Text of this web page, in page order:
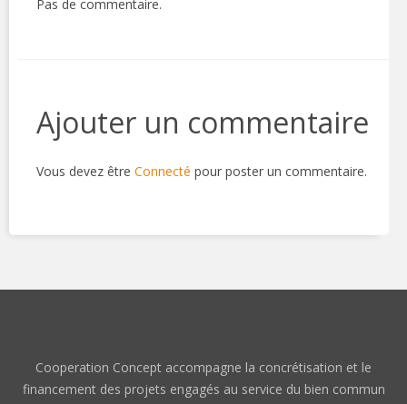
Pas de commentaire.
Ajouter un commentaire
Vous devez être Connecté pour poster un commentaire.
Cooperation Concept accompagne la concrétisation et le
financement des projets engagés au service du bien commun